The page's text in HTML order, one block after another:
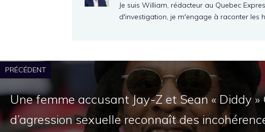
Je suis William, rédacteur au Quebec
d'investigation, je m'engage à raconter les
PRÉCÉDENT
Une femme accusant Jay-Z et Sean « Diddy »
d’agression sexuelle reconnaît des